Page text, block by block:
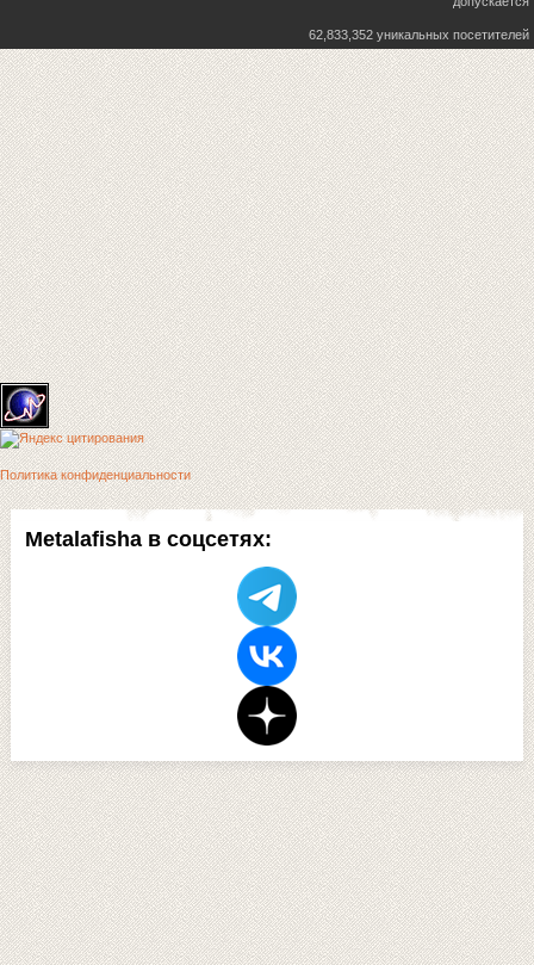
Metalafisha в соцсетях:
62,833,352 уникальных посетителей
Политика конфиденциальности